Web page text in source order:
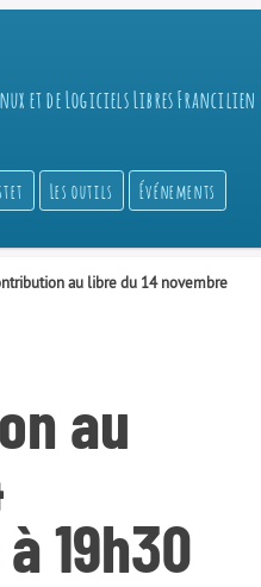
et de Logiciels Libres Francilien
Les outils Événements
au libre du 14 novembre
au
19h30